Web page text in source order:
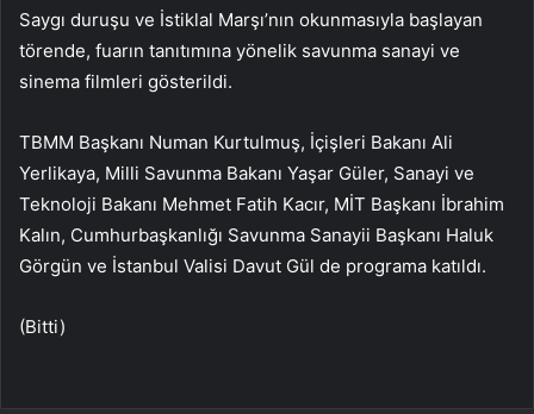
Saygı duruşu ve İstiklal Marşı’nın okunmasıyla başlayan
törende, fuarın tanıtımına yönelik savunma sanayi ve
sinema filmleri gösterildi.
TBMM Başkanı Numan Kurtulmuş, İçişleri Bakanı Ali
Yerlikaya, Milli Savunma Bakanı Yaşar Güler, Sanayi ve
Teknoloji Bakanı Mehmet Fatih Kacır, MİT Başkanı İbrahim
Kalın, Cumhurbaşkanlığı Savunma Sanayii Başkanı Haluk
Görgün ve İstanbul Valisi Davut Gül de programa katıldı.
(Bitti)